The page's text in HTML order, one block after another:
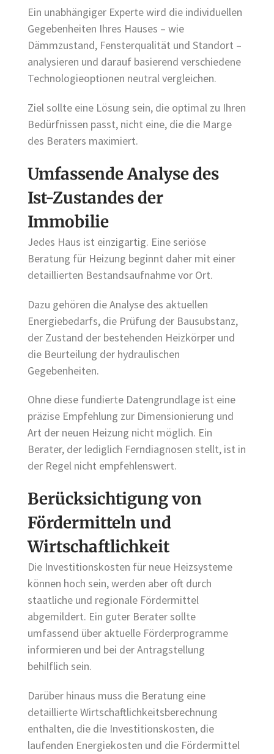
Ein unabhängiger Experte wird die individuellen
Gegebenheiten Ihres Hauses – wie
Dämmzustand, Fensterqualität und Standort –
analysieren und darauf basierend verschiedene
Technologieoptionen neutral vergleichen.
Ziel sollte eine Lösung sein, die optimal zu Ihren
Bedürfnissen passt, nicht eine, die die Marge
des Beraters maximiert.
Umfassende Analyse des
Ist-Zustandes der
Immobilie
Jedes Haus ist einzigartig. Eine seriöse
Beratung für Heizung beginnt daher mit einer
detaillierten Bestandsaufnahme vor Ort.
Dazu gehören die Analyse des aktuellen
Energiebedarfs, die Prüfung der Bausubstanz,
der Zustand der bestehenden Heizkörper und
die Beurteilung der hydraulischen
Gegebenheiten.
Ohne diese fundierte Datengrundlage ist eine
präzise Empfehlung zur Dimensionierung und
Art der neuen Heizung nicht möglich. Ein
Berater, der lediglich Ferndiagnosen stellt, ist in
der Regel nicht empfehlenswert.
Berücksichtigung von
Fördermitteln und
Wirtschaftlichkeit
Die Investitionskosten für neue Heizsysteme
können hoch sein, werden aber oft durch
staatliche und regionale Fördermittel
abgemildert. Ein guter Berater sollte
umfassend über aktuelle Förderprogramme
informieren und bei der Antragstellung
behilflich sein.
Darüber hinaus muss die Beratung eine
detaillierte Wirtschaftlichkeitsberechnung
enthalten, die die Investitionskosten, die
laufenden Energiekosten und die Fördermittel